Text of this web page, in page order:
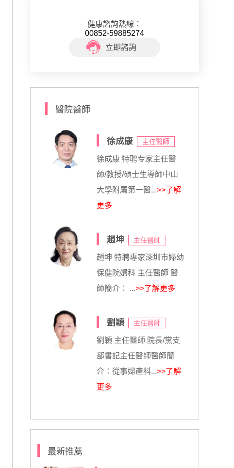
健康諮詢熱線：
00852-59885274
立即諮詢
醫院醫師
徐成康 主任醫師
徐成康 特聘专家主任醫
師/教授/碩士生導師中山
大學附屬第一醫...>>了解
更多
趙坤 主任醫師
趙坤 特聘專家深圳市婦幼
保健院婦科 主任醫師 醫
師簡介： ...>>了解更多
劉穎 主任醫師
劉穎 主任醫師 院長/黨支
部書記主任醫師醫師簡
介：從事婦產科...>>了解
更多
最新推薦